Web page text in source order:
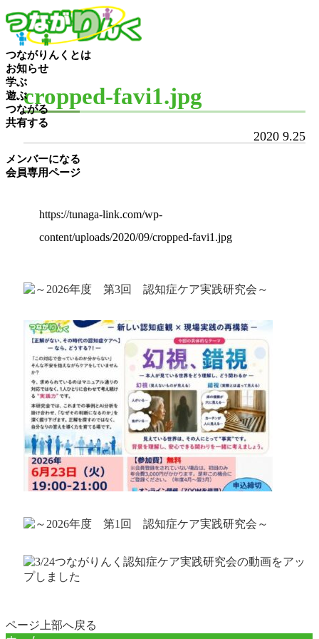
つながりんくとは
お知らせ
学ぶ
遊ぶ
つながる
共有する
メンバーになる
会員専用ページ
cropped-favi1.jpg
2020 9.25
https://tunaga-link.com/wp-
content/uploads/2020/09/cropped-favi1.jpg
ページ上部へ戻る